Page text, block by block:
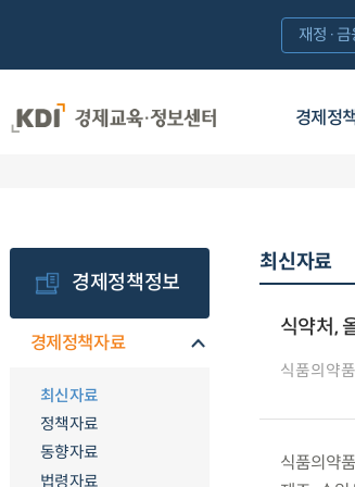
경제정
재정·금
경제정책정보
경제정책자료
최신자료
정책자료
동향자료
법령자료
최신자료
식약처,
식품의약
식품의약